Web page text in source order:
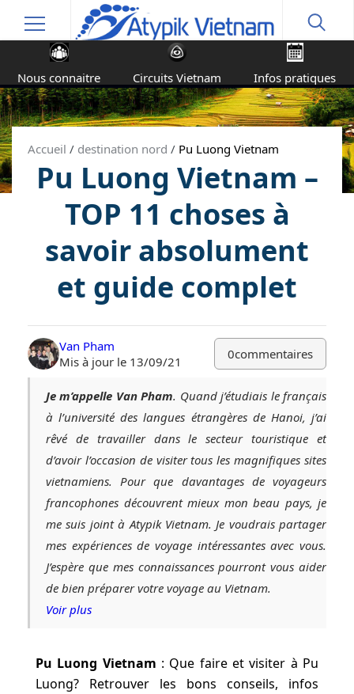
Nous connaitre Circuits Vietnam Infos pratiques
Accueil / destination nord / Pu Luong Vietnam
Pu Luong Vietnam –
TOP 11 choses à
savoir absolument
et guide complet
Van Pham
Mis à jour le 13/09/21
0commentaires
Je m’appelle Van Pham. Quand j’étudiais le français
à l’université des langues étrangères de Hanoi, j’ai
rêvé de travailler dans le secteur touristique et
d’avoir l’occasion de visiter tous les magnifiques sites
vietnamiens. Pour que davantages de voyageurs
francophones découvrent mieux mon beau pays, je
me suis joint à Atypik Vietnam. Je voudrais partager
mes expériences de voyage intéressantes avec vous.
J’espère que mes connaissances pourront vous aider
de bien préparer votre voyage au Vietnam.
Voir plus
Pu Luong Vietnam : Que faire et visiter à Pu
Luong? Retrouver les bons conseils, infos